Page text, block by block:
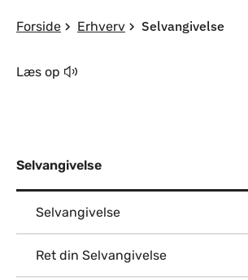
Forside Erhverv Selvangivelse
Læs op
Selvangivelse
Selvangivelse
Ret din Selvangivelse